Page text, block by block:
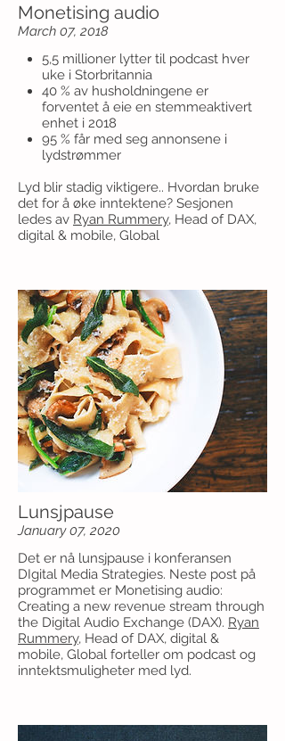
Monetising audio
March 07, 2018
5,5 millioner lytter til podcast hver
uke i Storbritannia
40 % av husholdningene er
forventet å eie en stemmeaktivert
enhet i 2018
95 % får med seg annonsene i
lydstrømmer
Lyd blir stadig viktigere.. Hvordan bruke
det for å øke inntektene? Sesjonen
ledes av Ryan Rummery, Head of DAX,
digital & mobile, Global
Lunsjpause
January 07, 2020
Det er nå lunsjpause i konferansen
DIgital Media Strategies. Neste post på
programmet er Monetising audio:
Creating a new revenue stream through
the Digital Audio Exchange (DAX). Ryan
Rummery, Head of DAX, digital &
mobile, Global forteller om podcast og
inntektsmuligheter med lyd.